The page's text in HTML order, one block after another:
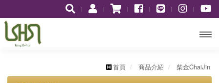
主選
首頁 商品介紹 柴金ChaiJin